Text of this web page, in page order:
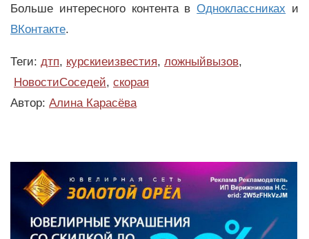
Больше интересного контента вОдноклассниках и
ВКонтакте.
Теги: дтп, курскиеизвестия, ложныйвызов,
НовостиСоседей, скорая
Автор: Алина Карасёва